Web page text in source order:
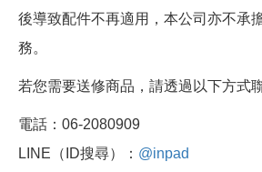
後導致配件不再適用，本公司亦不承
務。
若您需要送修商品，請透過以下方式
電話：06-2080909
LINE（ID搜尋）： @inpad